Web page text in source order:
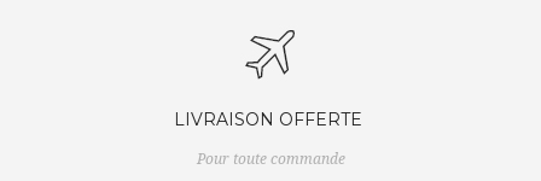
LIVRAISON OFFERTE
Pour toute commande